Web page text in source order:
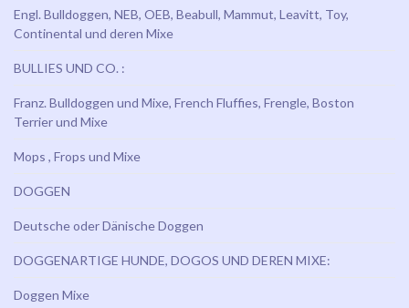
Engl. Bulldoggen, NEB, OEB, Beabull, Mammut, Leavitt, Toy,
Continental und deren Mixe
BULLIES UND CO. :
Franz. Bulldoggen und Mixe, French Fluffies, Frengle, Boston
Terrier und Mixe
Mops , Frops und Mixe
DOGGEN
Deutsche oder Dänische Doggen
DOGGENARTIGE HUNDE, DOGOS UND DEREN MIXE:
Doggen Mixe